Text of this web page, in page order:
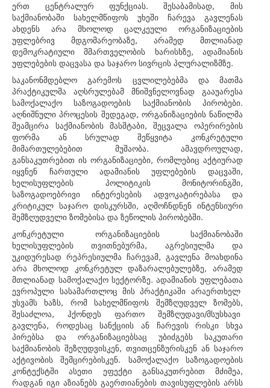
ერთ ცენტრალურ ფუნქციას. შესაბამისად, მის
საქმიანობაში სახელმწიფოს უხეში ჩარევა გავლენას
ახდენს არა მხოლოდ ცალკეული ორგანიზაციების
უფლებრივ მდგომარეობაზე, არამედ მთლიანად
დემოკრატიული მმართველობის ხარისხზე, ადამიანის
უფლებების დაცვასა და საჯარო სივრცის პლურალიზმზე.
საკანონმდებლო გარემოს ცვლილებებმა და მათმა
პრაქტიკულმა აღსრულებამ მნიშვნელოვნად გააუარესა
სამოქალაქო საზოგადოების საქმიანობის პირობები.
აღნიშნული პროცესის შედეგად, ორგანიზაციების ნაწილმა
შეამცირა საქმიანობის მასშტაბი, შეცვალა ოპერირების
ფორმა ან სრულად შეწყვიტა კონკრეტული
მიმართულებებით მუშაობა. ამავდროულად,
განსაკუთრებით ის ორგანიზაციები, რომლებიც აქტიურად
იყვნენ ჩართული ადამიანის უფლებების დაცვაში,
ხელისუფლების პოლიტიკის მონიტორინგში,
საზოგადოებრივი ინტერესების ადვოკატირებასა და
კრიტიკულ საჯარო დისკურსში, აღმოჩნდნენ ინტენსიური
შემზღუდველი ზომებისა და ზეწოლის პირობებში.
კონკრეტული ორგანიზაციების საქმიანობაში
ხელისუფლების თვითნებურმა, აგრესიულმა და
უკიდურესად რეპრესიულმა ჩარევამ, გავლენა მოახდინა
არა მხოლოდ კონკრეტულ დაზარალებულებზე, არამედ
მთლიანად სამოქალაქო სექტორზე. ადამიანის უფლებათა
ევროპული სასამართლოც მის პრაქტიკაში არაერთხელ
უსვამს ხაზს, რომ სახელმწიფოს შემზღუდველ ზომებს,
შესაძლოა, ჰქონდეს ფართო შემზღუდავი/მსუსხავი
გავლენა, როდესაც სანქციის ან ჩარევის რისკი სხვა
პირებსა და ორგანიზაციებსაც უბიძგებს საკუთარი
საქმიანობის შეზღუდვისკენ, თვითცენზურისკენ ან საჯარო
აქტივობის შემცირებისკენ. სამოქალაქო საზოგადოების
კონტექსტში ასეთი ეფექტი განსაკუთრებით მძიმეა,
რადგან იგი აზიანებს გაერთიანების თავისუფლების არსს